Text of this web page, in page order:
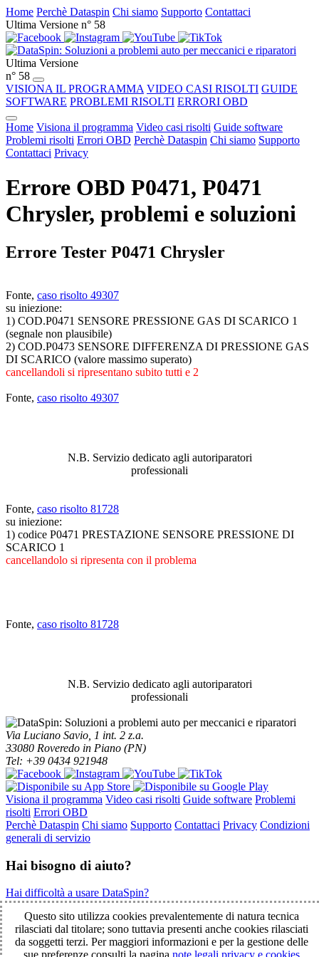
Home Perchè Dataspin Chi siamo Supporto Contattaci
Ultima Versione n° 58
Ultima Versione
n° 58
VISIONA IL PROGRAMMA VIDEO CASI RISOLTI GUIDE
SOFTWARE PROBLEMI RISOLTI ERRORI OBD
Home Visiona il programma Video casi risolti Guide software
Problemi risolti Errori OBD Perchè Dataspin Chi siamo Supporto
Contattaci Privacy
Errore OBD P0471, P0471
Chrysler, problemi e soluzioni
Errore Tester P0471 Chrysler
Fonte, caso risolto 49307
su iniezione:
1) COD.P0471 SENSORE PRESSIONE GAS DI SCARICO 1
(segnale non plausibile)
2) COD.P0473 SENSORE DIFFERENZA DI PRESSIONE GAS
DI SCARICO (valore massimo superato)
cancellandoli si ripresentano subito tutti e 2
Fonte, caso risolto 49307
N.B. Servizio dedicato agli autoriparatori
professionali
Fonte, caso risolto 81728
su iniezione:
1) codice P0471 PRESTAZIONE SENSORE PRESSIONE DI
SCARICO 1
cancellandolo si ripresenta con il problema
Fonte, caso risolto 81728
N.B. Servizio dedicato agli autoriparatori
professionali
Via Luciano Savio, 1 int. 2 z.a.
33080 Roveredo in Piano (PN)
Tel: +39 0434 921948
Visiona il programma Video casi risolti Guide software Problemi
risolti Errori OBD
Perchè Dataspin Chi siamo Supporto Contattaci Privacy Condizioni
generali di servizio
Hai bisogno di aiuto?
Hai difficoltà a usare DataSpin?
Clicca per la teleassistenza!
© 2003-2026 DataSpin è un marchio SpinelCar - Tutti i diritti
Questo sito utilizza cookies prevalentemente di natura tecnica
rilasciati dal titolare; sono tuttavia presenti anche cookies rilasciati
da soggetti terzi. Per maggiori informazioni e per la gestione delle
sue preferenze consulti la pagina note legali privacy e cookies